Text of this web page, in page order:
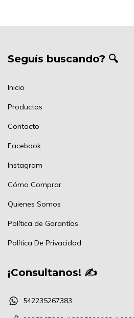
Seguís buscando? 🔍
Inicio
Productos
Contacto
Facebook
Instagram
Cómo Comprar
Quienes Somos
Política de Garantías
Política De Privacidad
¡Consultanos! ✍
542235267383